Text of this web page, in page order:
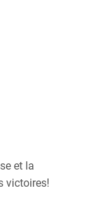
et la
victoires!